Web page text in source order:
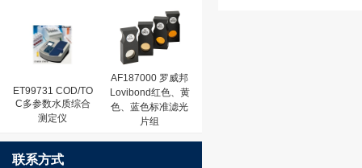
ET99731 COD/TO
C多参数水质综合
测定仪
AF187000 罗威邦
Lovibond红色、黄
色、蓝色标准滤光
片组
联系方式